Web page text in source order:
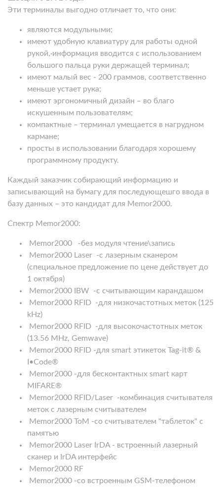
Эти терминалы выгодно отличает то, что они:
являются модульными;
имеют удобную клавиатуру для работы одной
рукой,·информация вводится с использованием
большого пальца руки держащей терминал;
имеют малый вес - 200 граммов, соответственно
меньше устает рука;
имеют эргономичный дизайн – во благо
искушенным пользователям;
компактные – терминал умещается в нагрудном
кармане;
просты в использовании благодаря хорошему
программному продукту.
Каждый заказчик собирающий информацию и
записывающий на бумагу для последующешго ввода в
базу данных – это кандидат для Memor2000.
Спектр Memor2000:
Memor2000 -без модуля чтение\запись
Memor2000 Laser -с лазерным сканером
(специальное предложение по цене действует до
1 октября)
Memor2000 IBW -с считывающим карандашом
Memor2000 RFID -для низкочастотных меток (125
kHz)
Memor2000 RFID -для высокочастотных меток
(13.56 MHz, Gemwave)
Memor2000 RFID -для smart этикеток Tag-it® &
I•Code®
Memor2000 -для бесконтактных smart карт
MIFARE®
Memor2000 RFID/Laser -комбинация считывателя
меток с лазерным считывателем
Memor2000 ToM -со считывателем "таблеток" с
памятью
Memor2000 Laser IrDA - встроенный лазерный
сканер и IrDA интерфейс
Memor2000 RF
Memor2000 -со встроенным GSM-телефоном